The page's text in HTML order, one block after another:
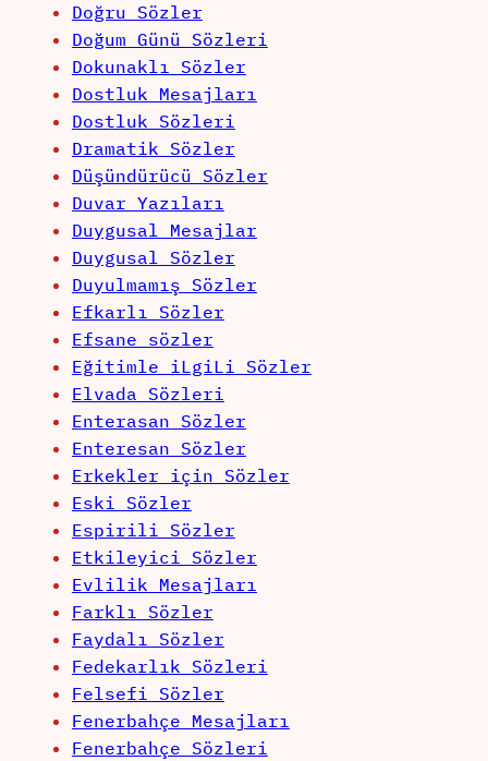
Doğru Sözler
Doğum Günü Sözleri
Dokunaklı Sözler
Dostluk Mesajları
Dostluk Sözleri
Dramatik Sözler
Düşündürücü Sözler
Duvar Yazıları
Duygusal Mesajlar
Duygusal Sözler
Duyulmamış Sözler
Efkarlı Sözler
Efsane sözler
Eğitimle iLgiLi Sözler
Elvada Sözleri
Enterasan Sözler
Enteresan Sözler
Erkekler için Sözler
Eski Sözler
Espirili Sözler
Etkileyici Sözler
Evlilik Mesajları
Farklı Sözler
Faydalı Sözler
Fedekarlık Sözleri
Felsefi Sözler
Fenerbahçe Mesajları
Fenerbahçe Sözleri